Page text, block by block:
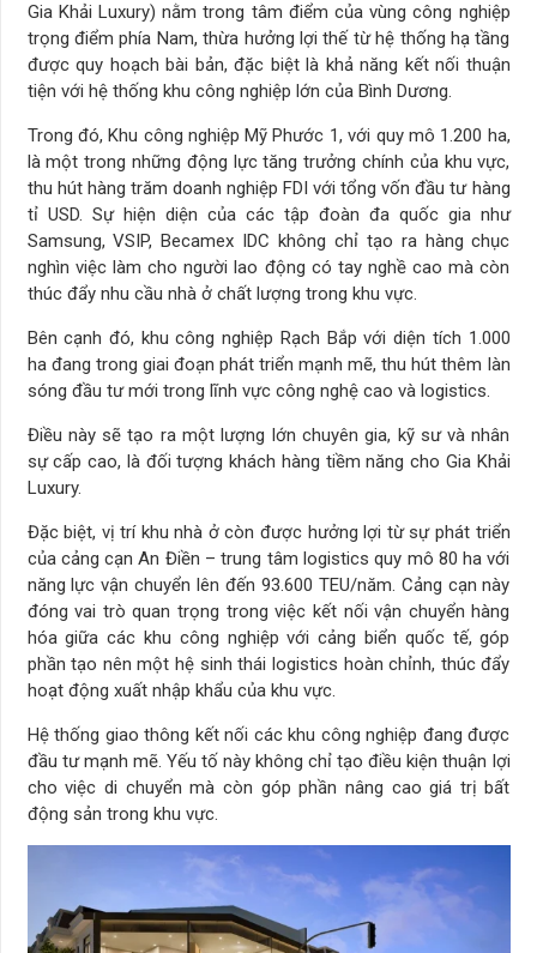
Gia Khải Luxury) nằm trong tâm điểm của vùng công nghiệp
trọng điểm phía Nam, thừa hưởng lợi thế từ hệ thống hạ tầng
được quy hoạch bài bản, đặc biệt là khả năng kết nối thuận
tiện với hệ thống khu công nghiệp lớn của Bình Dương.
Trong đó, Khu công nghiệp Mỹ Phước 1, với quy mô 1.200 ha,
là một trong những động lực tăng trưởng chính của khu vực,
thu hút hàng trăm doanh nghiệp FDI với tổng vốn đầu tư hàng
tỉ USD. Sự hiện diện của các tập đoàn đa quốc gia như
Samsung, VSIP, Becamex IDC không chỉ tạo ra hàng chục
nghìn việc làm cho người lao động có tay nghề cao mà còn
thúc đẩy nhu cầu nhà ở chất lượng trong khu vực.
Bên cạnh đó, khu công nghiệp Rạch Bắp với diện tích 1.000
ha đang trong giai đoạn phát triển mạnh mẽ, thu hút thêm làn
sóng đầu tư mới trong lĩnh vực công nghệ cao và logistics.
Điều này sẽ tạo ra một lượng lớn chuyên gia, kỹ sư và nhân
sự cấp cao, là đối tượng khách hàng tiềm năng cho Gia Khải
Luxury.
Đặc biệt, vị trí khu nhà ở còn được hưởng lợi từ sự phát triển
của cảng cạn An Điền – trung tâm logistics quy mô 80 ha với
năng lực vận chuyển lên đến 93.600 TEU/năm. Cảng cạn này
đóng vai trò quan trọng trong việc kết nối vận chuyển hàng
hóa giữa các khu công nghiệp với cảng biển quốc tế, góp
phần tạo nên một hệ sinh thái logistics hoàn chỉnh, thúc đẩy
hoạt động xuất nhập khẩu của khu vực.
Hệ thống giao thông kết nối các khu công nghiệp đang được
đầu tư mạnh mẽ. Yếu tố này không chỉ tạo điều kiện thuận lợi
cho việc di chuyển mà còn góp phần nâng cao giá trị bất
động sản trong khu vực.